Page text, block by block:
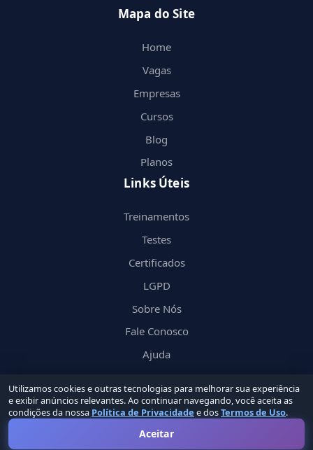
Mapa do Site
Home
Vagas
Empresas
Cursos
Blog
Planos
Links Úteis
Treinamentos
Testes
Certificados
LGPD
Sobre Nós
Fale Conosco
Ajuda
© 2026 Nerdinby Groupin Labs. Todos os direitos reservados.
Utilizamos cookies e outras tecnologias para melhorar sua experiência
e exibir anúncios relevantes. Ao continuar navegando, você aceita as
condições da nossa Política de Privacidade e dosTermos de Uso.
Aceitar